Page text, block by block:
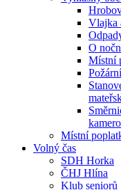
Vlajka
O
Místní
Místní
Volný čas
SDH Horka
ČHJ Hlína
Klub seniorů